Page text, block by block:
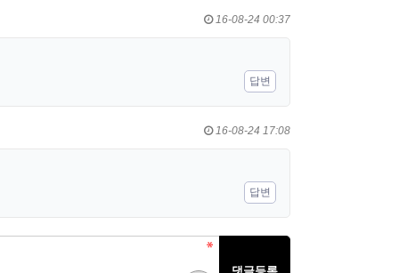
16-08-24 00:37
답변
16-08-24 17:08
답변